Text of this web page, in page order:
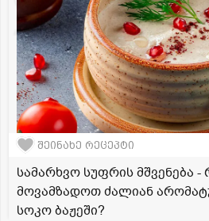
შეინახე რეცეპტი
სამარხვო სუფრის მშვენება
მოვამზადოთ ძალიან
სოკო ბაჟეში?